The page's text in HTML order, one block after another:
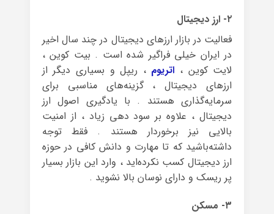
۲- ارز دیجیتال
فعالیت در بازار ارزهای دیجیتال در چند سال اخیر
در ایران خیلی فراگیر شده است . بیت کوین ،
لایت کوین ، اتریوم ، ریپل و بسیاری دیگر از
ارزهای دیجیتال ، گزینه‌های مناسبی برای
سرمایه‌گذاری هستند . با یادگیری اصول ارز
دیجیتال ، علاوه بر سود دهی زیاد ، از امنیت
بالایی نیز برخوردار هستند . فقط توجه
داشته‌باشید که تا مهارت و دانش کافی در حوزه
ارز دیجیتال کسب نکرده‌اید ، وارد این بازار بسیار
پر ریسک و دارای نوسان بالا نشوید .
۳- مسکن